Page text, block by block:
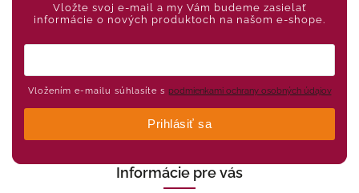
Vložte svoj e-mail a my Vám budeme zasielať
informácie o nových produktoch na našom e-shope.
Vložením e-mailu súhlasíte s podmienkami ochrany osobných údajov
Prihlásiť sa
Informácie pre vás